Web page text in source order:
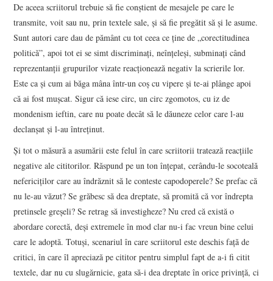
De aceea scriitorul trebuie să fie conștient de mesajele pe care le
transmite, voit sau nu, prin textele sale, și să fie pregătit să și le asume.
Sunt autori care dau de pământ cu tot ceea ce ține de „corectitudinea
politică”, apoi tot ei se simt discriminați, neînțeleși, subminați când
reprezentanții grupurilor vizate reacționează negativ la scrierile lor.
Este ca și cum ai băga mâna într-un coș cu vipere și te-ai plânge apoi
că ai fost mușcat. Sigur că iese circ, un circ zgomotos, cu iz de
mondenism ieftin, care nu poate decât să le dăuneze celor care l-au
declanșat și l-au întreținut.
Și tot o măsură a asumării este felul în care scriitorii tratează reacțiile
negative ale cititorilor. Răspund pe un ton înțepat, cerându-le socoteală
nefericiților care au îndrăznit să le conteste capodoperele? Se prefac că
nu le-au văzut? Se grăbesc să dea dreptate, să promită că vor îndrepta
pretinsele greșeli? Se retrag să investigheze? Nu cred că există o
abordare corectă, deși extremele în mod clar nu-i fac vreun bine celui
care le adoptă. Totuși, scenariul în care scriitorul este deschis față de
critici, în care îl apreciază pe cititor pentru simplul fapt de a-i fi citit
textele, dar nu cu slugărnicie, gata să-i dea dreptate în orice privință, ci